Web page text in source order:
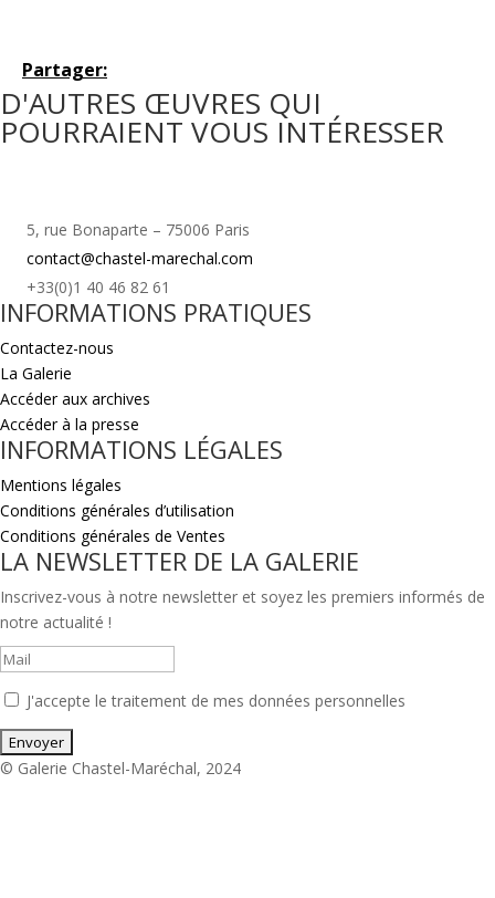
Partager:
D'AUTRES ŒUVRES QUI
POURRAIENT VOUS INTÉRESSER
5, rue Bonaparte – 75006 Paris
contact@chastel-marechal.com
+33(0)1 40 46 82 61
INFORMATIONS PRATIQUES
Contactez-nous
La Galerie
Accéder aux archives
Accéder à la presse
INFORMATIONS LÉGALES
Mentions légales
Conditions générales d’utilisation
Conditions générales de Ventes
LA NEWSLETTER DE LA GALERIE
Inscrivez-vous à notre newsletter et soyez les premiers informés de
notre actualité !
J'accepte le traitement de mes données personnelles
© Galerie Chastel-Maréchal, 2024